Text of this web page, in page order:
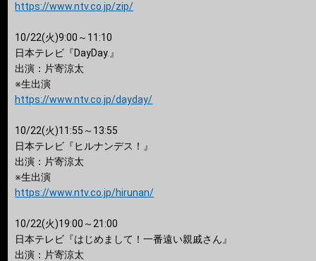
https://www.ntv.co.jp/zip/
10/22(火)9:00～11:10
日本テレビ『DayDay.』
出演：片寄涼太
※生出演
https://www.ntv.co.jp/dayday/
10/22(火)11:55～13:55
日本テレビ『ヒルナンデス！』
出演：片寄涼太
※生出演
https://www.ntv.co.jp/hirunan/
10/22(火)19:00～21:00
日本テレビ『はじめまして！一番遠い親戚さん』
出演：片寄涼太